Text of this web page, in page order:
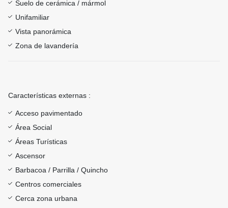
Suelo de cerámica / mármol
Unifamiliar
Vista panorámica
Zona de lavandería
Características externas :
Acceso pavimentado
Área Social
Áreas Turísticas
Ascensor
Barbacoa / Parrilla / Quincho
Centros comerciales
Cerca zona urbana